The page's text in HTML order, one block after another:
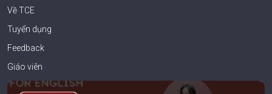
Về TCE
Tuyển dụng
Feedback
Giáo viên